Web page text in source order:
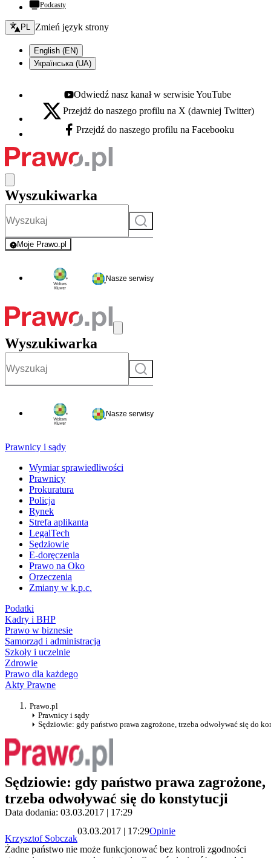
Podcasty
Zmień język - bieżący:
PL Zmień język strony
English (EN)
Українська (UA)
Youtube - otwiera się w nowej karcie
Odwiedź nasz kanał w serwisie YouTube
X - otwiera się w nowej karcie
Przejdź do naszego profilu na X (dawniej Twitter)
Facebook - otwiera się w nowej karcie
Przejdź do naszego profilu na Facebooku
Wyszukiwarka
Szukaj
Moje Prawo.pl
- rejestracja i logowanie do serwisu
Nasze serwisy
Wyszukiwarka
Szukaj
Nasze serwisy
Prawnicy i sądy
Wymiar sprawiedliwości
Prawnicy
Prokuratura
Policja
Rynek
Strefa aplikanta
LegalTech
Sędziowie
E-doręczenia
Prawo na Oko
Orzeczenia
Zmiany w k.p.c.
Podatki
Kadry i BHP
Prawo w biznesie
Samorząd i administracja
Szkoły i uczelnie
Zdrowie
Prawo dla każdego
Akty Prawne
Prawo.pl
Prawnicy i sądy
Sędziowie: gdy państwo prawa zagrożone, trzeba odwoływać się do
Sędziowie: gdy państwo prawa zagrożone,
trzeba odwoływać się do konstytucji
Data dodania: 03.03.2017 | 17:29
Krzysztof Sobczak
03.03.2017 | 17:29Opinie
Żadne państwo nie może funkcjonować bez kontroli zgodności